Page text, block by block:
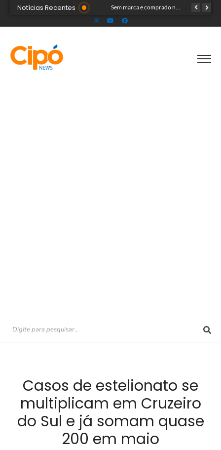
Notícias Recentes Professor é detido pela polícia suspeito de envolvimento com menores durante aulas particulares
Casos de estelionato se
multiplicam em Cruzeiro
do Sul e já somam quase
200 em maio